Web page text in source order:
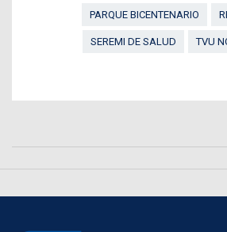
PARQUE BICENTENARIO
SEREMI DE SALUD TVU